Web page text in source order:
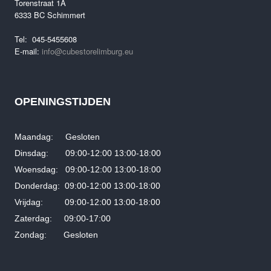
Torenstraat 1A
6333 BC Schimmert
Tel: 045-5455608
E-mail: info@cubestorelimburg.eu
OPENINGSTIJDEN
Maandag: Gesloten
Dinsdag: 09:00-12:00 13:00-18:00
Woensdag: 09:00-12:00 13:00-18:00
Donderdag: 09:00-12:00 13:00-18:00
Vrijdag: 09:00-12:00 13:00-18:00
Zaterdag: 09:00-17:00
Zondag: Gesloten